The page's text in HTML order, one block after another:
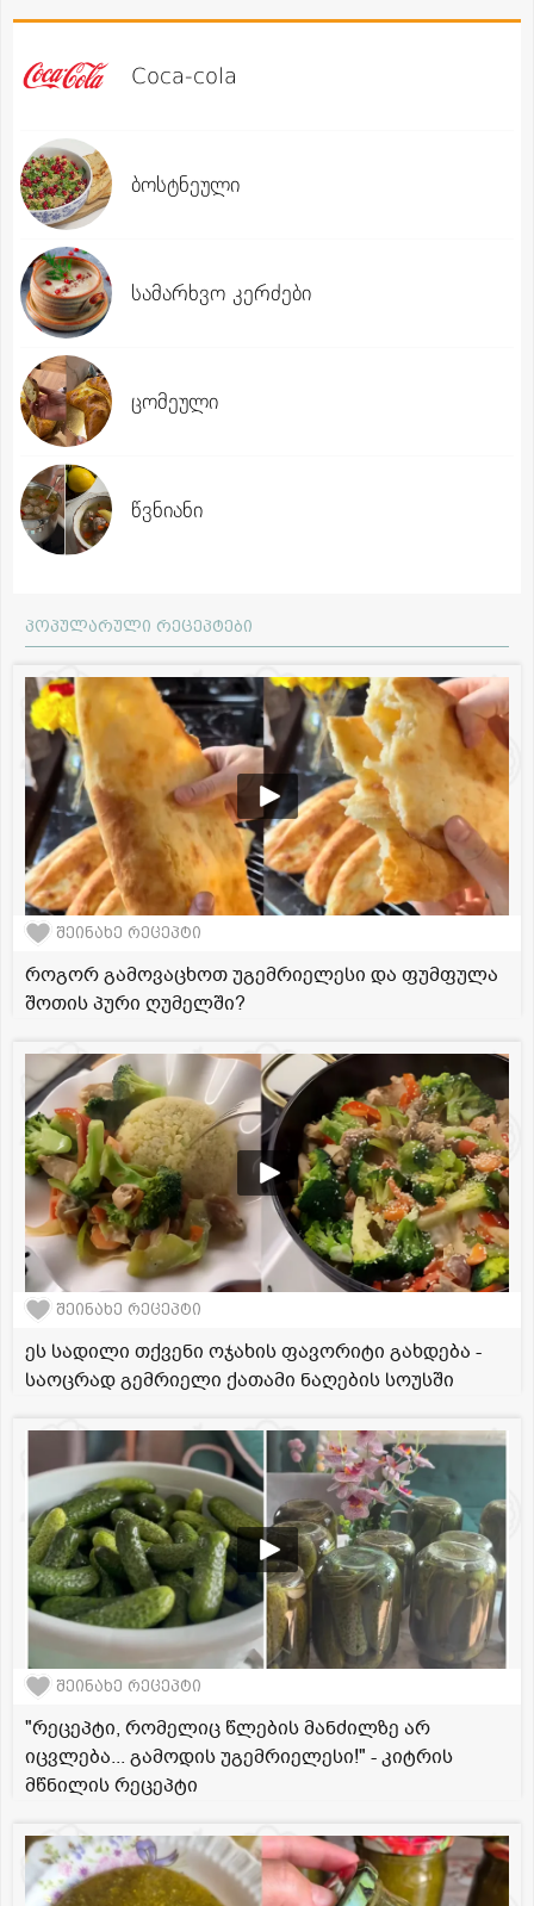
Coca-cola
ბოსტნეული
სამარხვო კერძები
ცომეული
წვნიანი
პოპულარული რეცეპტები
შეინახე რეცეპტი
როგორ გამოვაცხოთ უგემრიელესი და ფუმფულა
შოთის პური ღუმელში?
შეინახე რეცეპტი
ეს სადილი თქვენი ოჯახის ფავორიტი გახდება -
საოცრად გემრიელი ქათამი ნაღების სოუსში
შეინახე რეცეპტი
"რეცეპტი, რომელიც წლების მანძილზე არ
იცვლება... გამოდის უგემრიელესი!" - კიტრის
მწნილის რეცეპტი